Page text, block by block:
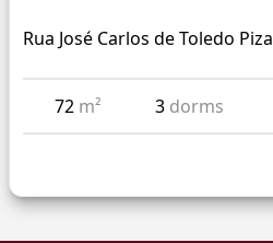
Rua José Carlos de Toledo Piza
72 m² 3 dorms